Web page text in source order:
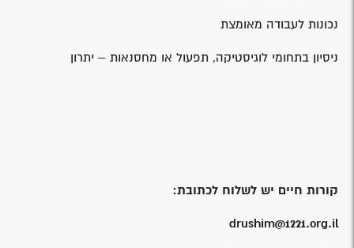
נכונות לעבודה מאומצת
ניסיון בתחומי לוגיסטיקה, תפעול או מחסנאות – יתרון
קורות חיים יש לשלוח לכתובת:
drushim@1221.org.il